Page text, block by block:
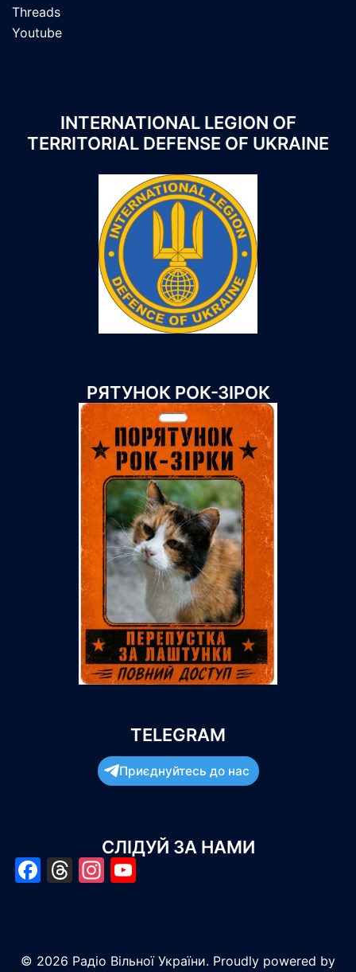
Threads
Youtube
INTERNATIONAL LEGION OF
TERRITORIAL DEFENSE OF UKRAINE
РЯТУНОК РОК-ЗІРОК
TELEGRAM
Приєднуйтесь до нас
СЛІДУЙ ЗА НАМИ
Facebook
Threads
Instagram
© 2026 Радіо Вільної України. Proudly powered by